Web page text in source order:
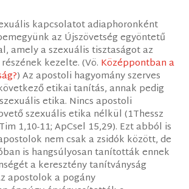
kapcsolatot adiaphoronként
az Újszövetség egyöntetű
amely a szexuális tisztaságot az
kezelte. (Vö. Középpontban a
) Az apostoli hagyomány szerves
etikai tanítás, annak pedig
etika. Nincs apostoli
szexuális etika nélkül (1Thessz
1,10-11; ApCsel 15,29). Ezt abból is
nem csak a zsidók között, de
is hangsúlyosan tanították ennek
a keresztény tanítványság
apostolok a pogány